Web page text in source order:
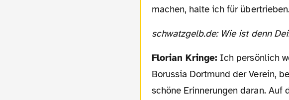
machen, halte ich für
schwatzgelb.de: Wie ist denn
Florian Kringe: Ich persönlich
Borussia Dortmund der Verein,
schöne Erinnerungen daran. Auf